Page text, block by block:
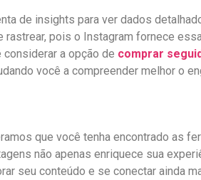
de insights⁢ para ver dados
pois ⁤o⁢ Instagram fornece‍
a opção de comprar
você a compreender melhor ⁣o
que você tenha ‍encontrado as
não‌ apenas enriquece sua
seu conteúdo e se conectar​ ainda